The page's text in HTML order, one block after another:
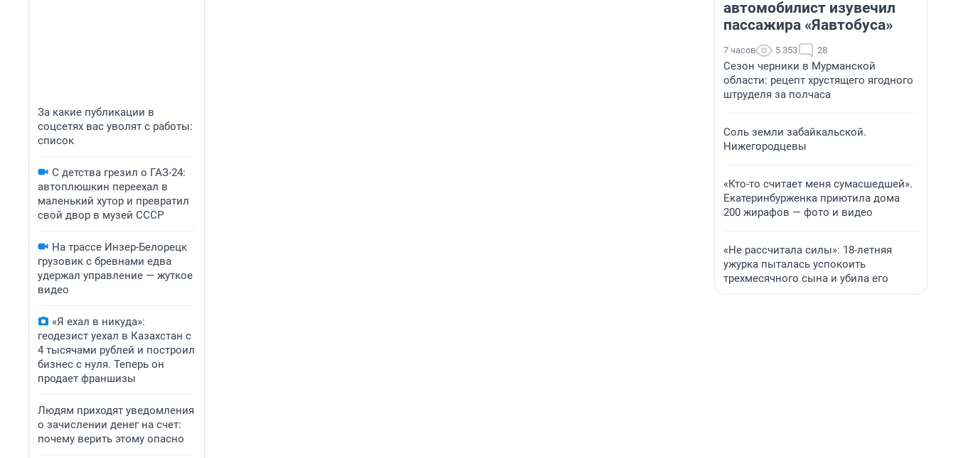
За какие публикации в
соцсетях вас уволят с работы:
список
С детства грезил о ГАЗ-24:
автоплюшкин переехал в
маленький хутор и превратил
свой двор в музей СССР
На трассе Инзер-Белорецк
грузовик с бревнами едва
удержал управление — жуткое
видео
«Я ехал в никуда»:
геодезист уехал в Казахстан с
4 тысячами рублей и построил
бизнес с нуля. Теперь он
продает франшизы
Людям приходят уведомления
о зачислении денег на счет:
почему верить этому опасно
автомобилист изувечил
пассажира «Яавтобуса»
7 часов 5 353 28
Сезон черники в Мурманской
области: рецепт хрустящего ягодного
штруделя за полчаса
Соль земли забайкальской.
Нижегородцевы
«Кто-то считает меня сумасшедшей».
Екатеринбурженка приютила дома
200 жирафов — фото и видео
«Не рассчитала силы»: 18-летняя
ужурка пыталась успокоить
трехмесячного сына и убила его